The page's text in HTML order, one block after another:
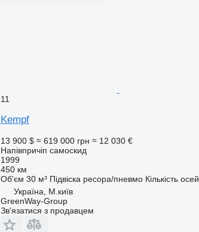
11
Kempf
13 900 $ ≈ 619 000 грн ≈ 12 030 €
Напівпричіп самоскид
1999
450 км
Об'єм 30 м³ Підвіска ресора/пневмо Кількість осей
Україна, М.київ
GreenWay-Group
Зв'язатися з продавцем